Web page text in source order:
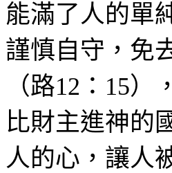
能滿了人的單
謹慎自守，免
（路12 ： 15）
比財主進神的
人的心，讓人